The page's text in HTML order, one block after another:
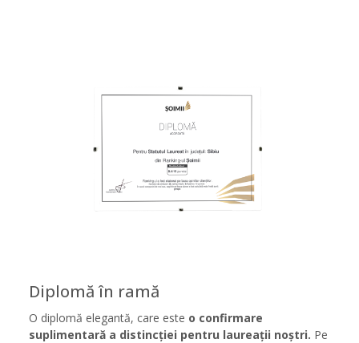
Diplomă în ramă
O diplomă elegantă, care este o confirmare
suplimentară a distincției pentru laureații noștri. Pe